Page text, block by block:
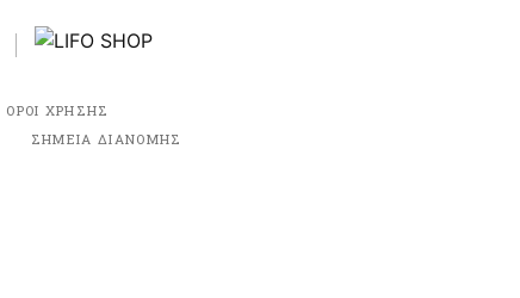
ΟΡΟΙ ΧΡΗΣΗΣ
ΣΗΜΕΙΑ ΔΙΑΝΟΜΗΣ